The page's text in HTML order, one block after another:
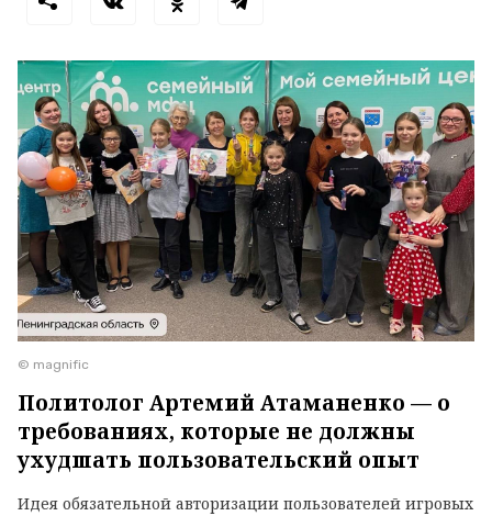
© magnific
Политолог Артемий Атаманенко — о
требованиях, которые не должны
ухудшать пользовательский опыт
Идея обязательной авторизации пользователей игровых